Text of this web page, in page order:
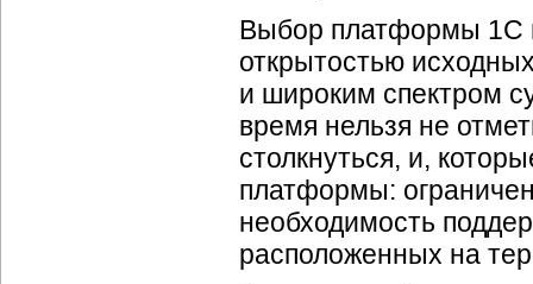
Выбор платформы 1С
открытостью
и широким спектром
время нельзя не
столкнуться, и,
платформы:
необходимость
расположенных на